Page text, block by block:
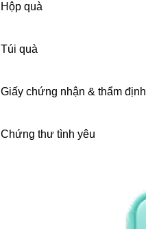
Hộp quà
Túi quà
Giấy chứng nhận & thẩm định
Chứng thư tình yêu